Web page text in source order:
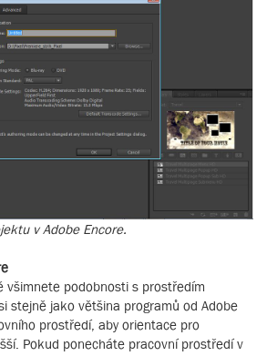
v Adobe Encore.
všimnete podobnosti s prostředím
stejně jako většina programů od Adobe
prostředí, aby orientace pro
Pokud ponecháte pracovní prostředí v